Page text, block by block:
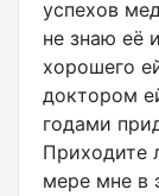
успехов
не знаю её
хорошего
доктором
годами
Приходите
мере мне в